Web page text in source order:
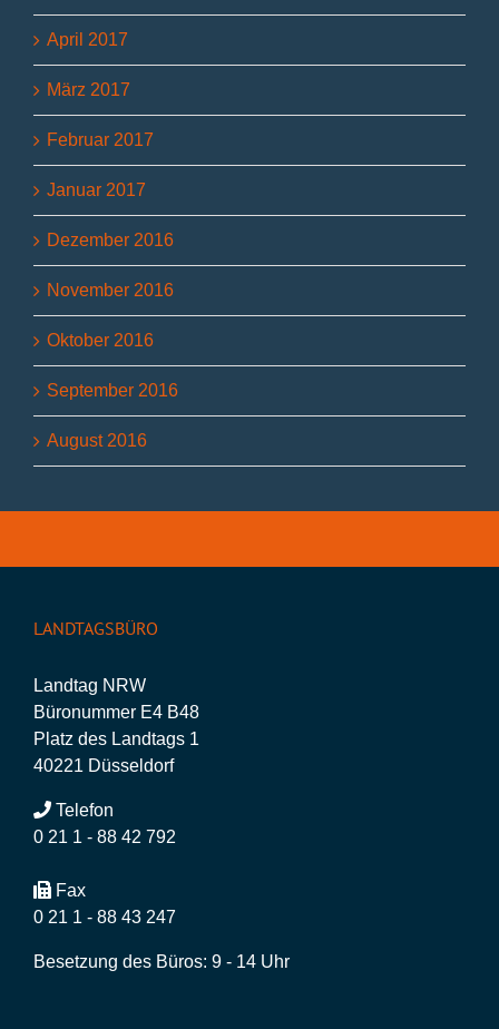
April 2017
März 2017
Februar 2017
Januar 2017
Dezember 2016
November 2016
Oktober 2016
September 2016
August 2016
LANDTAGSBÜRO
Landtag NRW
Büronummer E4 B48
Platz des Landtags 1
40221 Düsseldorf
Telefon
0 21 1 - 88 42 792
Fax
0 21 1 - 88 43 247
Besetzung des Büros: 9 - 14 Uhr